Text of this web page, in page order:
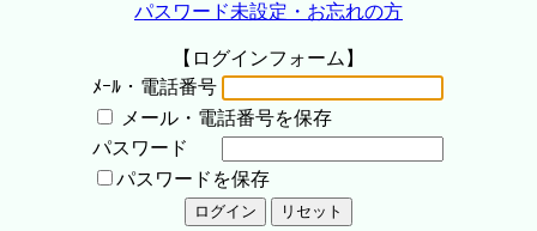
パスワード未設定・お忘れの方
【ログインフォーム】
ﾒｰﾙ・電話番号
メール・電話番号を保存
パスワード
パスワードを保存